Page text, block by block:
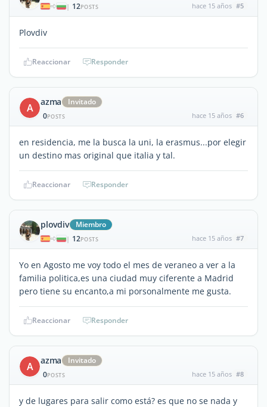
| 12POSTS hace 15 años #5
Plovdiv
Reaccionar Responder
A azma
Invitado
0POSTS hace 15 años #6
en residencia, me la busca la uni, la erasmus...por elegir
un destino mas original que italia y tal.
Reaccionar Responder
plovdiv Miembro
| 12POSTS hace 15 años #7
Yo en Agosto me voy todo el mes de veraneo a ver a la
familia politica,es una ciudad muy ciferente a Madrid
pero tiene su encanto,a mi porsonalmente me gusta.
Reaccionar Responder
A azma
Invitado
0POSTS hace 15 años #8
y de lugares para salir como está? es que no se nada y